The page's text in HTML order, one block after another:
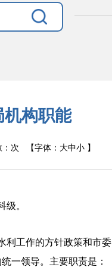
机构职能
次 【字体： 大中小 】
级。
利工作的方针政策和市委
一领导。 主要职责是：